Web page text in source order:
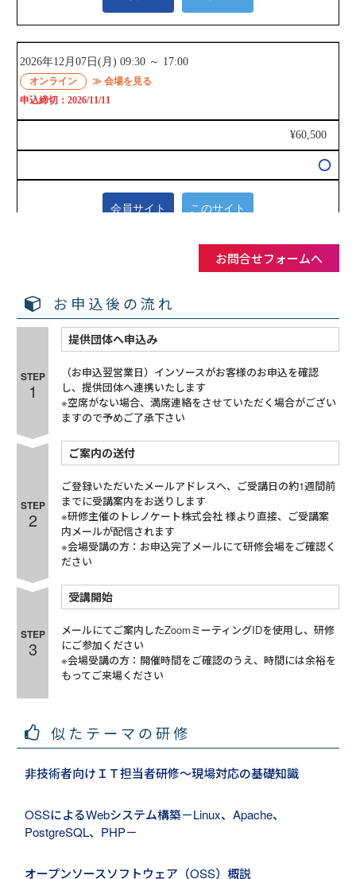
お問合せフォームへ
お申込後の流れ
STEP
1
提供団体へ申込み
（お申込翌営業日）インソースがお客様のお申込を確認
し、提供団体へ連携いたします
※空席がない場合、満席連絡をさせていただく場合がござい
ますので予めご了承下さい
STEP
2
ご案内の送付
ご登録いただいたメールアドレスへ、ご受講日の約1週間前
までに受講案内をお送りします
※研修主催のトレノケート株式会社 様より直接、ご受講案
内メールが配信されます
※会場受講の方：お申込完了メールにて研修会場をご確認く
ださい
STEP
3
受講開始
メールにてご案内したZoomミーティングIDを使用し、研修
にご参加ください
※会場受講の方：開催時間をご確認のうえ、時間には余裕を
もってご来場ください
似たテーマの研修
非技術者向けＩＴ担当者研修～現場対応の基礎知識
OSSによるWebシステム構築－Linux、Apache、
PostgreSQL、PHP－
オープンソースソフトウェア（OSS）概説